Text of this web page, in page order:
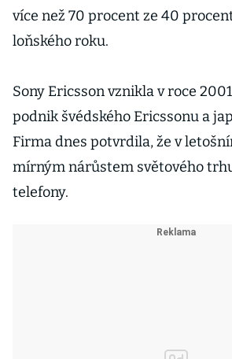
více než 70 procent ze 40
loňského roku.
Sony Ericsson vznikla v roce
podnik švédského Ericssonu a
Firma dnes potvrdila, že v
mírným nárůstem světového
telefony.